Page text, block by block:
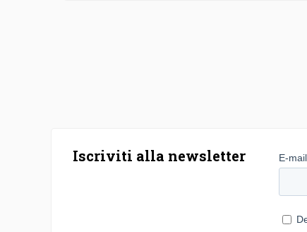
Iscriviti alla newsletter